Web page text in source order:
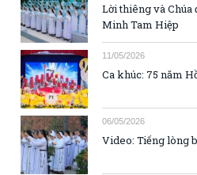
Lời thiêng và Chúa
Minh Tam Hiệp
11/05/2026
Ca khúc: 75 năm
06/05/2026
Video: Tiếng lòng